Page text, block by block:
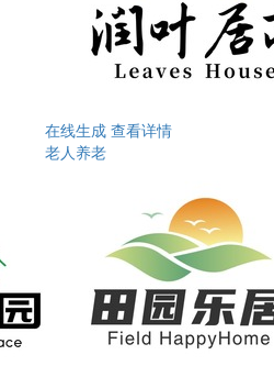
在线生成 查看详情
老人养老